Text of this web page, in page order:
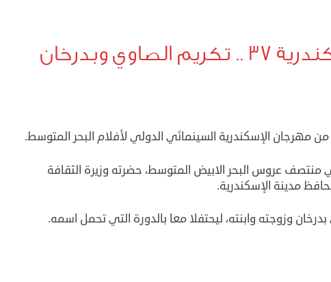
وبدرخان
عروس البحر الابيض المتوسط، حضرته وزيرة الثقافة
مدينة الإسكندرية.
وزوجته وابنته، ليحتفلا معا بالدورة التي تحمل اسمه.